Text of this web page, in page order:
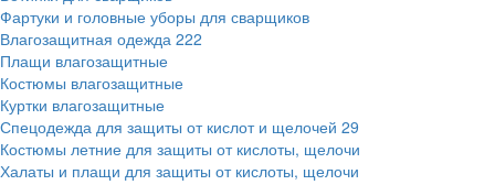
Фартуки и головные уборы для сварщиков
Влагозащитная одежда 222
Плащи влагозащитные
Костюмы влагозащитные
Куртки влагозащитные
Спецодежда для защиты от кислот и щелочей 29
Костюмы летние для защиты от кислоты, щелочи
Халаты и плащи для защиты от кислоты, щелочи